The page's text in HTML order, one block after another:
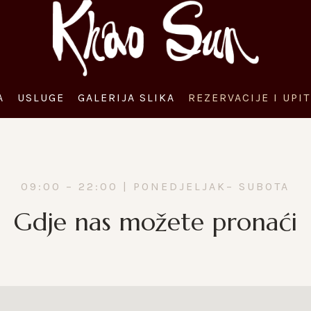
USLUGE GALERIJA SLIKA REZERVACIJE I
09:00 – 22:00 | PONEDJELJAK– SUBOTA
Gdje nas možete pronaći